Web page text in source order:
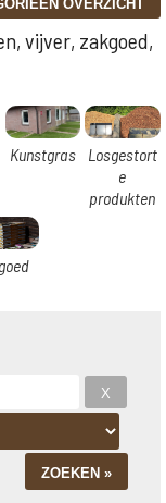
vijver, zakgoed,
Kunstgras
Losgestort
e
produkten